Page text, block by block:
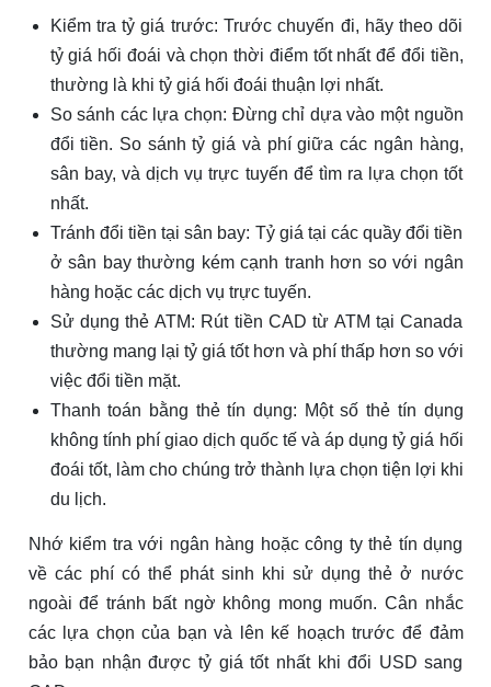
Kiểm tra tỷ giá trước: Trước chuyến đi, hãy theo dõi
tỷ giá hối đoái và chọn thời điểm tốt nhất để đổi tiền,
thường là khi tỷ giá hối đoái thuận lợi nhất.
So sánh các lựa chọn: Đừng chỉ dựa vào một nguồn
đổi tiền. So sánh tỷ giá và phí giữa các ngân hàng,
sân bay, và dịch vụ trực tuyến để tìm ra lựa chọn tốt
nhất.
Tránh đổi tiền tại sân bay: Tỷ giá tại các quầy đổi tiền
ở sân bay thường kém cạnh tranh hơn so với ngân
hàng hoặc các dịch vụ trực tuyến.
Sử dụng thẻ ATM: Rút tiền CAD từ ATM tại Canada
thường mang lại tỷ giá tốt hơn và phí thấp hơn so với
việc đổi tiền mặt.
Thanh toán bằng thẻ tín dụng: Một số thẻ tín dụng
không tính phí giao dịch quốc tế và áp dụng tỷ giá hối
đoái tốt, làm cho chúng trở thành lựa chọn tiện lợi khi
du lịch.
Nhớ kiểm tra với ngân hàng hoặc công ty thẻ tín dụng
về các phí có thể phát sinh khi sử dụng thẻ ở nước
ngoài để tránh bất ngờ không mong muốn. Cân nhắc
các lựa chọn của bạn và lên kế hoạch trước để đảm
bảo bạn nhận được tỷ giá tốt nhất khi đổi USD sang